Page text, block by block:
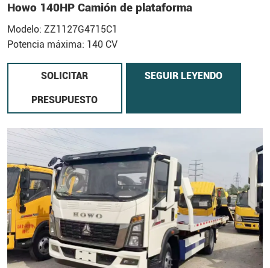
Howo 140HP Camión de plataforma
Modelo: ZZ1127G4715C1
Potencia máxima: 140 CV
SOLICITAR
PRESUPUESTO
SEGUIR LEYENDO